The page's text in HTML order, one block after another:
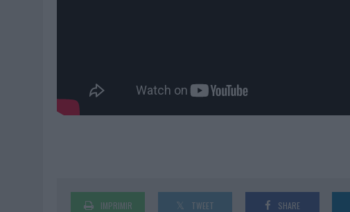
IMPRIMIR TWEET SHARE